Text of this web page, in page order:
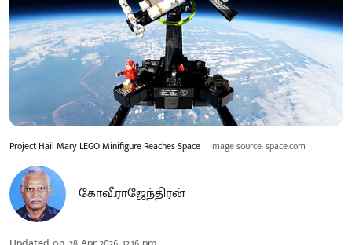
Project Hail Mary LEGO Minifigure Reaches Space image source: space.com
கோவீ.ராஜேந்திரன்